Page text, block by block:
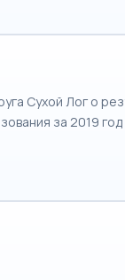
Сухой Лог о
за 2019 год